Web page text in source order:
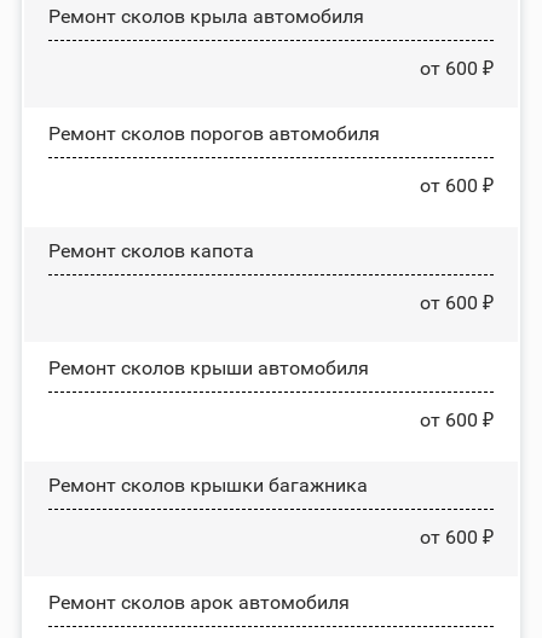
Ремонт сколов крыла автомобиля
от 600 ₽
Ремонт сколов порогов автомобиля
от 600 ₽
Ремонт сколов капота
от 600 ₽
Ремонт сколов крыши автомобиля
от 600 ₽
Ремонт сколов крышки багажника
от 600 ₽
Ремонт сколов арок автомобиля